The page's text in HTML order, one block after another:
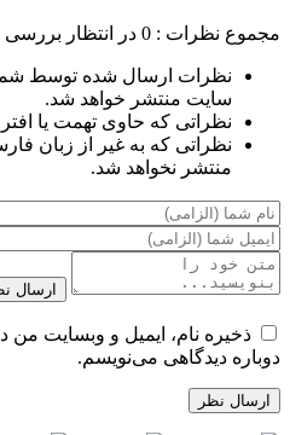
مجموع نظرات : 0 در انتظار بررسی :
نظرات ارسال شده توسط
سایت منتشر خواهد شد.
نظراتی که حاوی تهمت یا
نظراتی که به غیر از زبان
منتشر نخواهد شد.
ارسال
ذخیره نام، ایمیل و وبسایت من
دوباره دیدگاهی می‌نویسم.